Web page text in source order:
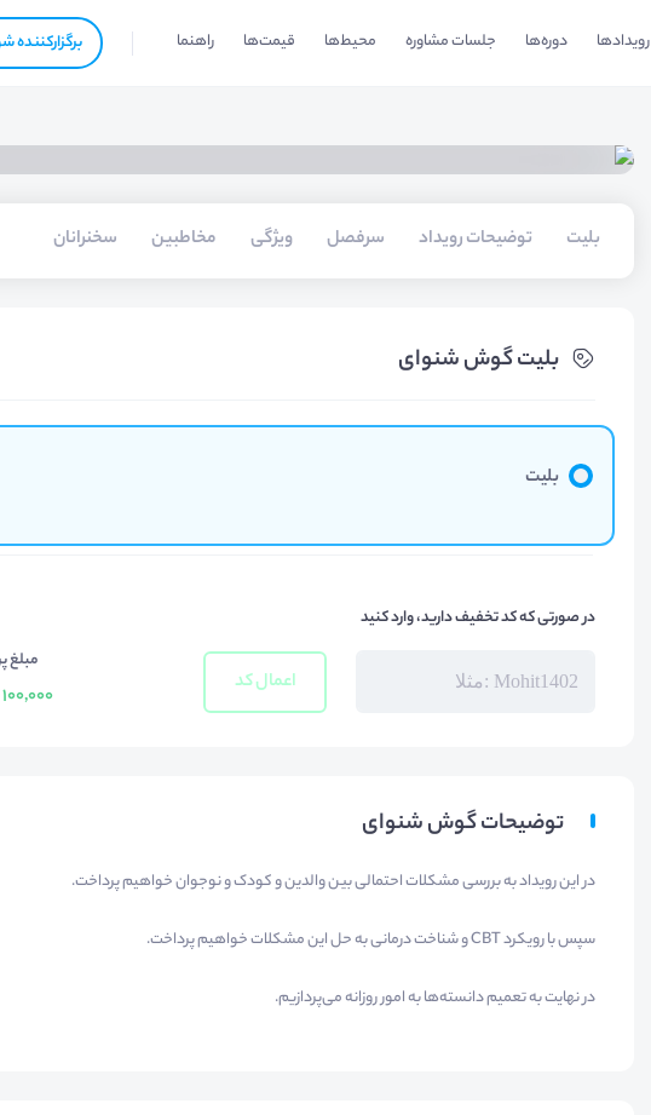
رویدادها دوره‌ها جلسات مشاوره محیط‌ها قیمت‌ها راهنما برگزار‌‌کننده
بلیت‌ توضیحات رویداد سرفصل ویژگی مخاطبین سخنرانان
بلیت‌ گوش شنوای
بلیت
در صورتی که کد تخفیف دارید، وارد کنید
اعمال کد
مبلغ
100,000 تومان
توضیحات گوش شنوای
در این رویداد به بررسی مشکلات احتمالی بین والدین و کودک و نوجوان خواهیم پرداخت.
سپس با رویکرد CBT و شناخت درمانی به حل این مشکلات خواهیم پرداخت.
در نهایت به تعمیم دانسته‌ها به امور روزانه می‌پردازیم.